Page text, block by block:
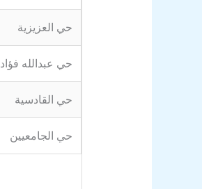
حي العزيزية
حي عبدالله فؤاد
حي القادسية
حي الجامعيين